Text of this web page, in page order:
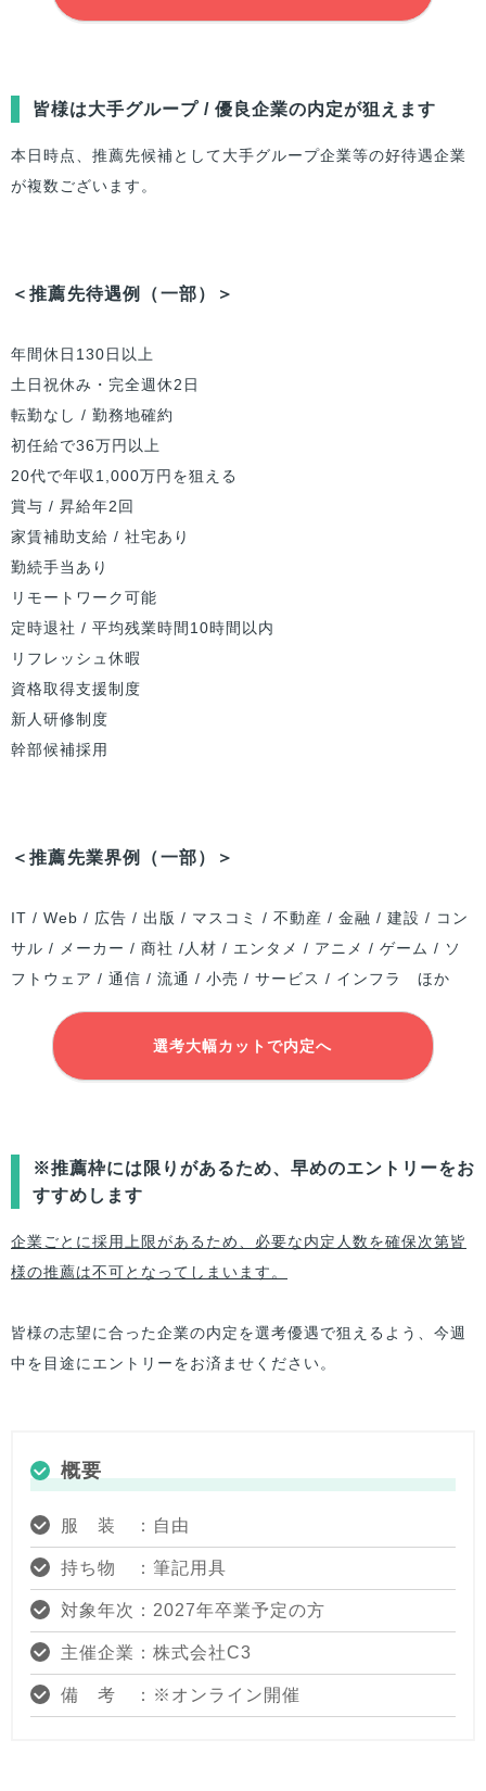
皆様は大手グループ / 優良企業の内定が狙えます
本日時点、推薦先候補として大手グループ企業等の好待遇企業
が複数ございます。
＜推薦先待遇例（一部）＞
年間休日130日以上
土日祝休み・完全週休2日
転勤なし / 勤務地確約
初任給で36万円以上
20代で年収1,000万円を狙える
賞与 / 昇給年2回
家賃補助支給 / 社宅あり
勤続手当あり
リモートワーク可能
定時退社 / 平均残業時間10時間以内
リフレッシュ休暇
資格取得支援制度
新人研修制度
幹部候補採用
＜推薦先業界例（一部）＞
IT / Web / 広告 / 出版 / マスコミ / 不動産 / 金融 / 建設 / コン
サル / メーカー / 商社 /人材 / エンタメ / アニメ / ゲーム / ソ
フトウェア / 通信 / 流通 / 小売 / サービス / インフラ ほか
選考大幅カットで内定へ
※推薦枠には限りがあるため、早めのエントリーをお
すすめします
企業ごとに採用上限があるため、必要な内定人数を確保次第皆
様の推薦は不可となってしまいます。
皆様の志望に合った企業の内定を選考優遇で狙えるよう、今週
中を目途にエントリーをお済ませください。
概要
服 装 ：自由
持ち物 ：筆記用具
対象年次：2027年卒業予定の方
主催企業：株式会社C3
備 考 ：※オンライン開催